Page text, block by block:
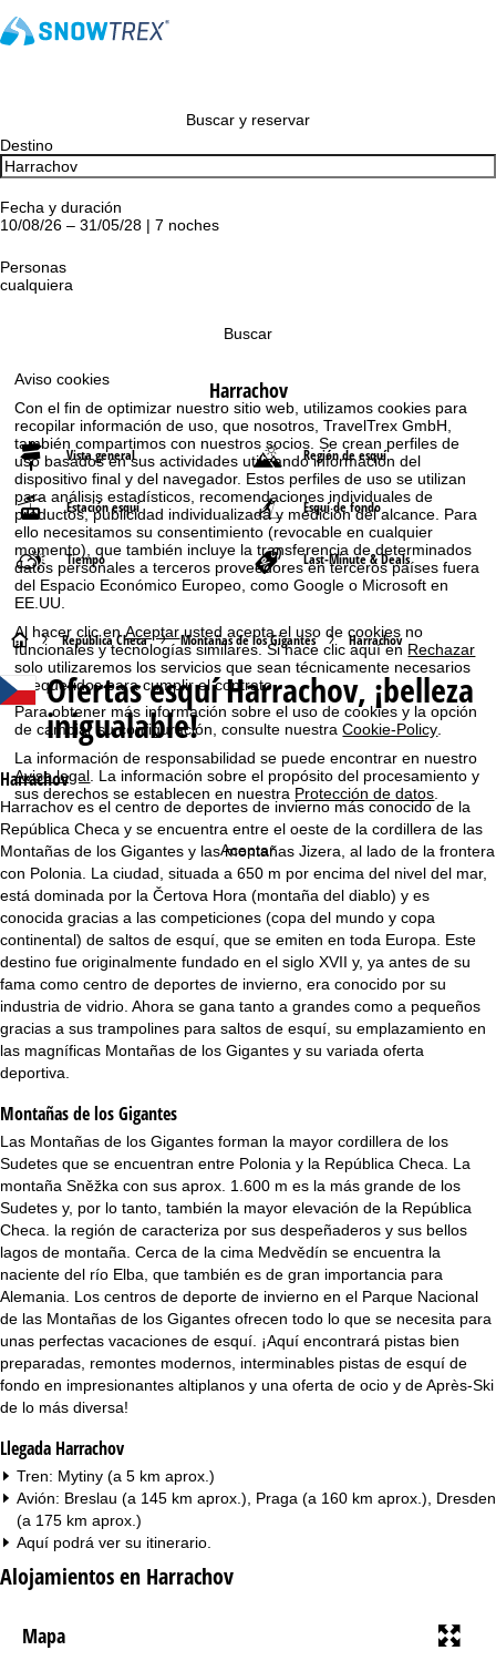
Aviso cookies
Con el fin de optimizar nuestro sitio web, utilizamos cookies para
recopilar información de uso, que nosotros, TravelTrex GmbH,
también compartimos con nuestros socios. Se crean perfiles de
uso basados en sus actividades utilizando información del
dispositivo final y del navegador. Estos perfiles de uso se utilizan
para análisis estadísticos, recomendaciones individuales de
productos, publicidad individualizada y medición del alcance. Para
ello necesitamos su consentimiento (revocable en cualquier
momento), que también incluye la transferencia de determinados
datos personales a terceros proveedores en terceros países fuera
del Espacio Económico Europeo, como Google o Microsoft en
EE.UU.
Al hacer clic enAceptarusted acepta el uso de cookies no
funcionales y tecnologías similares. Si hace clic aquí en Rechazar
solo utilizaremos los servicios que sean técnicamente necesarios
y requeridos para cumplir el contrato.
Para obtener más información sobre el uso de cookies y la opción
de cambiar su configuración, consulte nuestraCookie-Policy
La información de responsabilidad se puede encontrar en nuestro
Aviso legal . La información sobre el propósito del procesamiento y
sus derechos se establecen en nuestra Protección de datos
Aceptar
Buscar y reservar
Destino
Fecha y duración
10/08/26 – 31/05/28 | 7 noches
Personas
cualquiera
Buscar
Harrachov
Vista general Región de esquí
Estación esquí Esquí de fondo
Tiempo Last-Minute & Deals
P
á
g
i
n
a
p
r
i
n
i
p
a
l
República Checa Montañas de los Gigantes Harrachov
Ofertas esquíHarrachov, ¡belleza
inigualable!
Harrachov
Harrachov es el centro de deportes de invierno más conocido de la
República Checa y se encuentra entre el oeste de la cordillera de las
Montañas de los Gigantes y las montañas Jizera, al lado de la frontera
con Polonia. La ciudad, situada a 650 m por encima del nivel del mar,
está dominada por la Čertova Hora (montaña del diablo) y es
conocida gracias a las competiciones (copa del mundo y copa
continental) de saltos de esquí, que se emiten en toda Europa. Este
destino fue originalmente fundado en el siglo XVII y, ya antes de su
fama como centro de deportes de invierno, era conocido por su
industria de vidrio. Ahora se gana tanto a grandes como a pequeños
gracias a sus trampolines para saltos de esquí, su emplazamiento en
las magníficas Montañas de los Gigantes y su variada oferta
deportiva.
Montañas de los Gigantes
Las Montañas de los Gigantes forman la mayor cordillera de los
Sudetes que se encuentran entre Polonia y la República Checa. La
montaña Sněžka con sus aprox. 1.600 m es la más grande de los
Sudetes y, por lo tanto, también la mayor elevación de la República
Checa. la región de caracteriza por sus despeñaderos y sus bellos
lagos de montaña. Cerca de la cima Medvědín se encuentra la
naciente del río Elba, que también es de gran importancia para
Alemania. Los centros de deporte de invierno en el Parque Nacional
de las Montañas de los Gigantes ofrecen todo lo que se necesita para
unas perfectas vacaciones de esquí. ¡Aquí encontrará pistas bien
preparadas, remontes modernos, interminables pistas de esquí de
fondo en impresionantes altiplanos y una oferta de ocio y de Après-Ski
de lo más diversa!
Llegada Harrachov
Tren: Mytiny (a 5 km aprox.)
Avión: Breslau (a 145 km aprox.), Praga (a 160 km aprox.), Dresden
(a 175 km aprox.)
Aquí podrá ver su itinerario
Alojamientos en Harrachov
Mapa